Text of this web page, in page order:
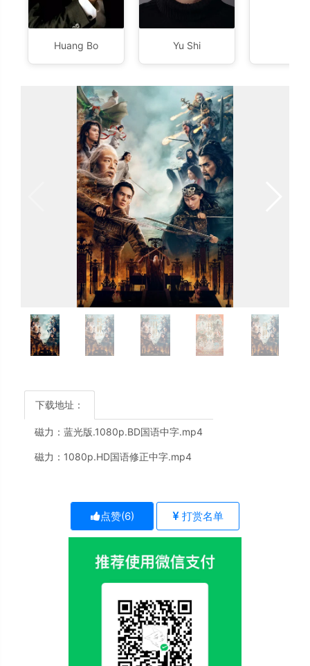
Huang Bo Yu Shi
下载地址：
磁力： 蓝光版.1080p.BD国语中字.mp4
磁力： 1080p.HD国语修正中字.mp4
点赞(6) 打赏名单